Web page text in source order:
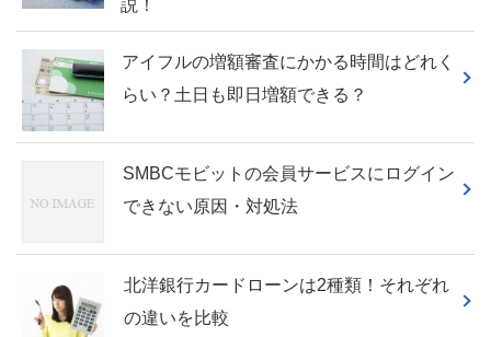
説！
アイフルの増額審査にかかる時間はどれく
らい？土日も即日増額できる？
SMBCモビットの会員サービスにログイン
できない原因・対処法
北洋銀行カードローンは2種類！それぞれ
の違いを比較